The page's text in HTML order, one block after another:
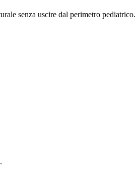
senza uscire dal perimetro